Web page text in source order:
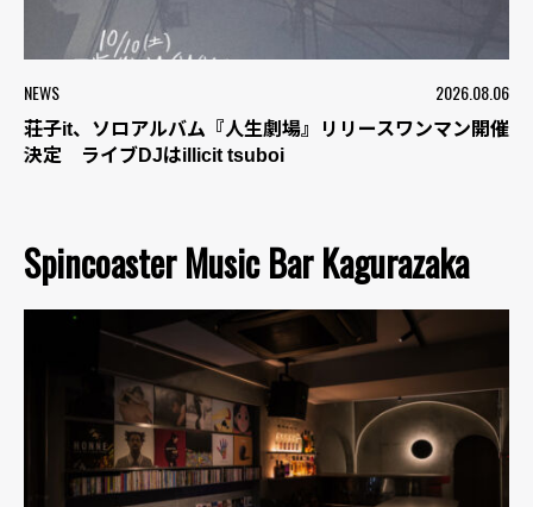
NEWS 2026.08.06
荘子it、ソロアルバム『人生劇場』リリースワンマン開催
決定 ライブDJはillicit tsuboi
Spincoaster Music Bar Kagurazaka